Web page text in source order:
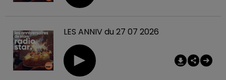
LES ANNIV du 27 07 2026